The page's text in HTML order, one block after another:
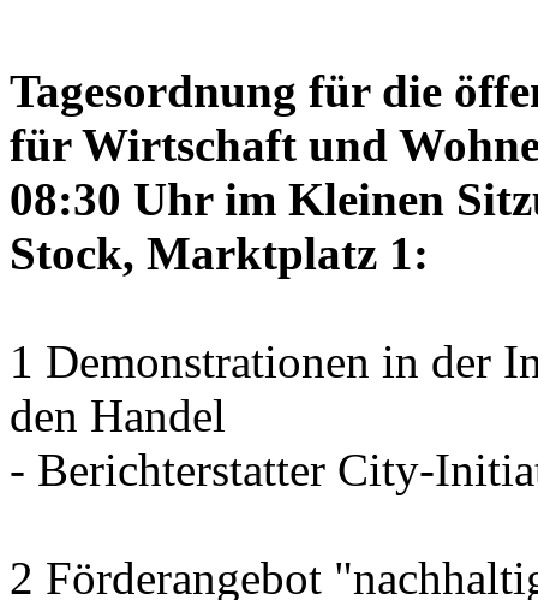
Tagesordnung für die
für Wirtschaft und
08:30 Uhr im Kleinen
Stock, Marktplatz 1:
1 Demonstrationen in der
den Handel
- Berichterstatter City-
2 Förderangebot